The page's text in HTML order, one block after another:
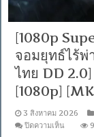
[1080p
จอมยุทธ์ไร้พ่
ไทย DD
[1080p]
3 สิงหาคม 2026
ปิดความเห็นบน